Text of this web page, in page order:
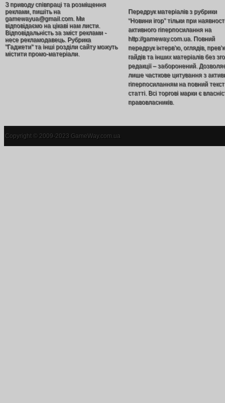
З приводу співпраці та розміщення
реклами, пишіть на
gamewayua@gmail.com. Ми
відповідаємо на цікаві нам листи.
Відповідальність за зміст реклами -
несе рекламодавець. Рубрика
"Гаджети" та інші розділи сайту можуть
містити промо-матеріали.
Передрук матеріалів з рубрики
“Новини ігор” тільки при
активного гіперпосилання на
http://gameway.com.ua. Повний
передрук інтерв’ю, оглядів,
гайдів та інших матеріалів без
редакції – заборонений.
лише часткове цитування з
гіперпосиланням на повний текст
статті. Всі торгові марки є
правовласників.
Copyright © 2009-2023 GameWay.com.ua